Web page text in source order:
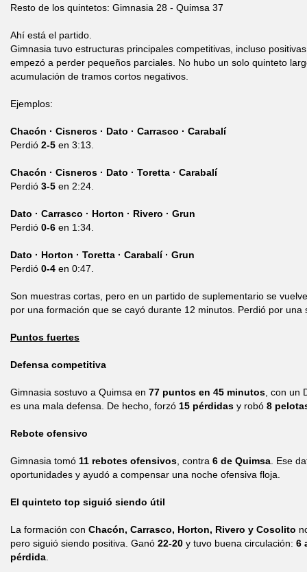
Resto de los quintetos: Gimnasia 28 - Quimsa 37
Ahí está el partido.
Gimnasia tuvo estructuras principales competitivas, incluso
empezó a perder pequeños parciales. No hubo un solo quinteto
acumulación de tramos cortos negativos.
Ejemplos:
Chacón · Cisneros · Dato · Carrasco · Carabalí
Perdió 2-5 en 3:13.
Chacón · Cisneros · Dato · Toretta · Carabalí
Perdió 3-5 en 2:24.
Dato · Carrasco · Horton · Rivero · Grun
Perdió 0-6 en 1:34.
Dato · Horton · Toretta · Carabalí · Grun
Perdió 0-4 en 0:47.
Son muestras cortas, pero en un partido de suplementario se
por una formación que se cayó durante 12 minutos. Perdió por una
Puntos fuertes
Defensa competitiva
Gimnasia sostuvo a Quimsa en 77 puntos en 45 minutos , con
es una mala defensa. De hecho, forzó 15 pérdidas y robó 8
Rebote ofensivo
Gimnasia tomó 11 rebotes ofensivos , contra 6 de Quimsa . Ese
oportunidades y ayudó a compensar una noche ofensiva floja.
El quinteto top siguió siendo útil
La formación con Chacón, Carrasco, Horton, Rivero y Cosolito
pero siguió siendo positiva. Ganó 22-20 y tuvo buena circulación: 6
pérdida